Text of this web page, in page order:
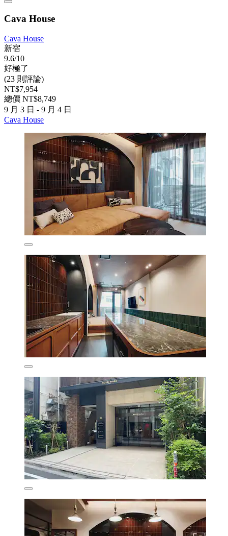
Cava House
Cava House
新宿
9.6/10
好極了
(23 則評論)
NT$7,954
總價 NT$8,749
9 月 3 日 - 9 月 4 日
Cava House